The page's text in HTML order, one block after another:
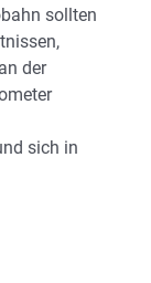
sollten
der
sich in